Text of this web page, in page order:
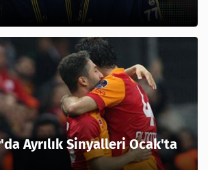
Ayrılık Sinyalleri Ocak'ta